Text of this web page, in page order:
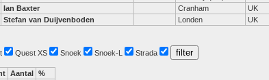
Ian Baxter Cranham
UK
Stefan van Duijvenboden Londen UK
Quest XS Snoek Snoek-L Strada
Aantal %